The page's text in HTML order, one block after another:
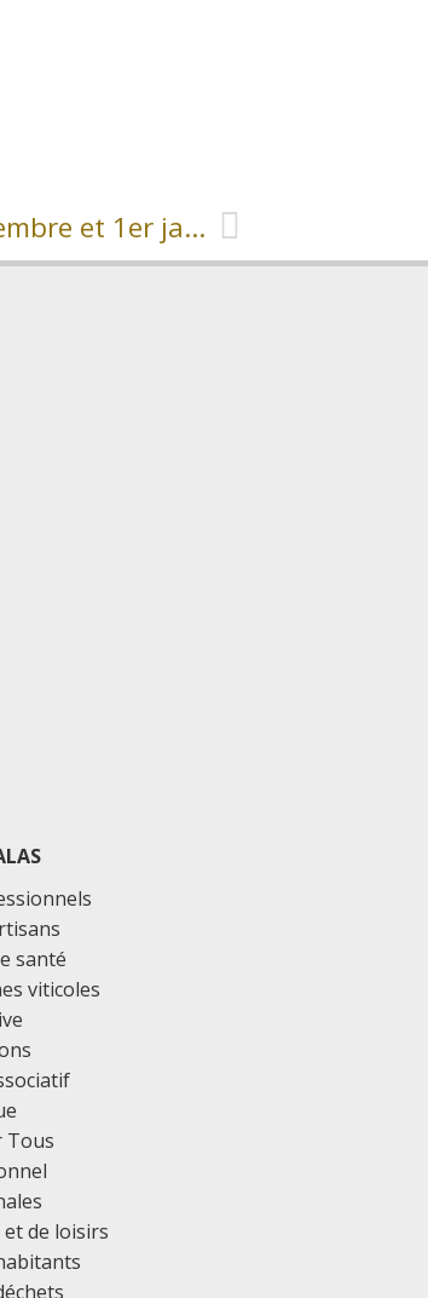
COLLECTES ET DÉCHÈTERIES : 25 décembre et 1er janvier
santé
viticoles
Tous
de loisirs